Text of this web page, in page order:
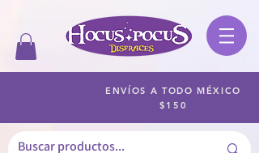
ENVÍOS A TODO MÉXICO
$150